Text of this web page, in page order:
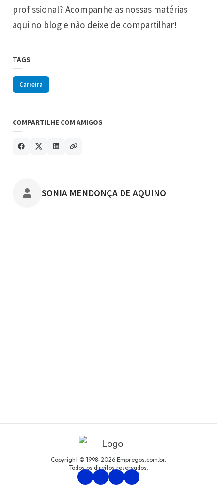
profissional? Acompanhe as nossas matérias
aqui no blog e não deixe de compartilhar!
TAGS
Carreira
COMPARTILHE COM AMIGOS
POSTADO POR
SONIA MENDONÇA DE AQUINO
Copyright © 1998-2026 Empregos.com.br.
Todos os direitos reservados.